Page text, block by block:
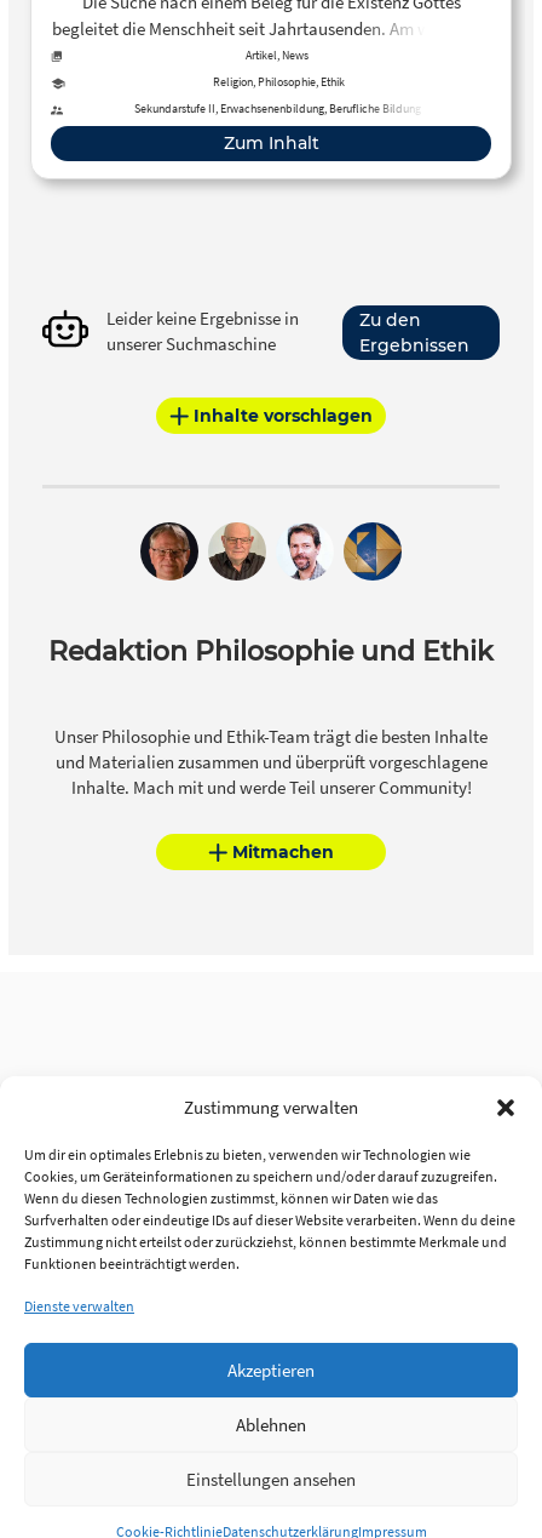
Zustimmung verwalten
Um dir ein optimales Erlebnis zu bieten, verwenden wir Technologien wie
Cookies, um Geräteinformationen zu speichern und/oder darauf zuzugreifen.
Wenn du diesen Technologien zustimmst, können wir Daten wie das
Surfverhalten oder eindeutige IDs auf dieser Website verarbeiten. Wenn du deine
Zustimmung nicht erteilst oder zurückziehst, können bestimmte Merkmale und
Funktionen beeinträchtigt werden.
Dienste verwalten
Akzeptieren
Ablehnen
Einstellungen ansehen
Cookie-RichtlinieDatenschutzerklärungImpressum
begleitet die Menschheit seit Jahrtausenden. Am weitesten
geht im 11. Jahrhundert Anselm von Canterbury. Sein Ziel:
den Glauben auf die Basis der Vernunft zu stellen. Erst
Jahrhunderte später wird er widerlegt – von Immanuel
Kant.
Artikel, News
Religion, Philosophie, Ethik
Sekundarstufe II, Erwachsenenbildung, Berufliche Bildung
Zum Inhalt
Leider keine Ergebnisse in
unserer Suchmaschine
Zu den
Ergebnissen
Inhalte vorschlagen
Redaktion Philosophie und Ethik
Unser Philosophie und Ethik-Team trägt die besten Inhalte
und Materialien zusammen und überprüft vorgeschlagene
Inhalte. Mach mit und werde Teil unserer Community!
Mitmachen
Anmelden